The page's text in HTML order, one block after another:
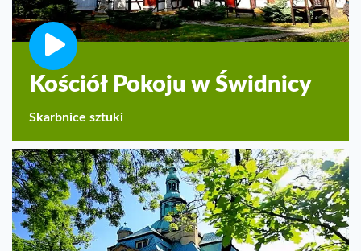
Kościół Pokoju w Świdnicy
Skarbnice sztuki